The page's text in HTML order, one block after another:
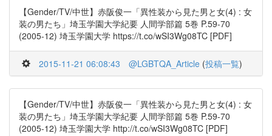
【Gender/TV/中世】赤阪俊一「異性装から見た男と女(4) : 女
装の男たち」埼玉学園大学紀要 人間学部篇 5巻 P.59-70
(2005-12) 埼玉学園大学 https://t.co/wSI3Wg08TC [PDF]
2015-11-21 06:08:43 @LGBTQA_Article (投稿一覧)
【Gender/TV/中世】赤阪俊一「異性装から見た男と女(4) : 女
装の男たち」埼玉学園大学紀要 人間学部篇 5巻 P.59-70
(2005-12) 埼玉学園大学 http://t.co/wSI3Wg08TC [PDF]